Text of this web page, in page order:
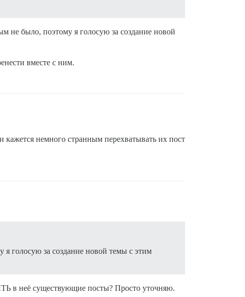
не было, поэтому я голосую за создание новой
вместе с ним.
кажется немного странным перехватывать их пост
голосую за создание новой темы с этим
в неё существующие посты? Просто уточняю.